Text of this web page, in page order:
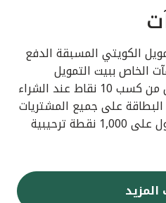
الكويتي المسبقة الدفع
الخاص ببيت التمويل
الكويتي حيث يتمكن العميل من كسب 10 نقاط عند الشراء
البطاقة على جميع المشتريات
محلياً ودولياً بالاضافة للحصول على 1,000 نقطة ترحيبية